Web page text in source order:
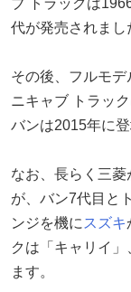
代が発売されまし
その後、フルモデ
ニキャブ トラッ
バンは2015年に
なお、長らく三
が、バン7代目と
ンジを機に スズキ
クは「キャリイ」
ます。